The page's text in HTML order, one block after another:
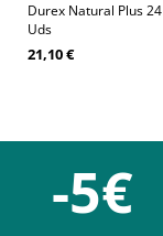
Durex Natural Plus 24
Uds
21,10 €
-5€